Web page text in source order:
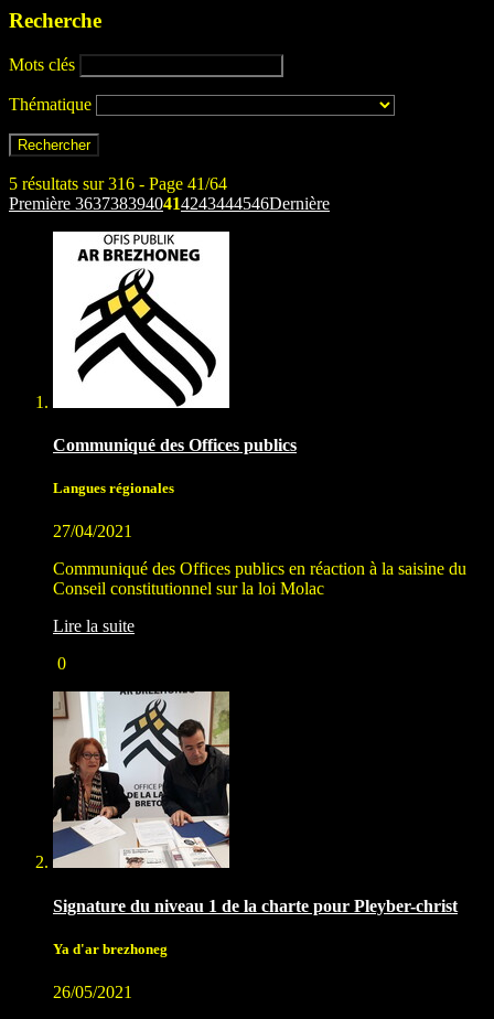
Recherche
Mots clés
Thématique
5 résultats sur 316 - Page 41/64
Première 3637383940414243444546Dernière
Communiqué des Offices publics
Langues régionales
27/04/2021
Communiqué des Offices publics en réaction à la saisine du
Conseil constitutionnel sur la loi Molac
Lire la suite
0
Signature du niveau 1 de la charte pour Pleyber-christ
Ya d'ar brezhoneg
26/05/2021